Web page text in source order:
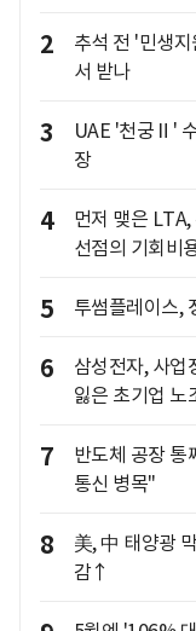
2
추석 전 '민생
서 받나
3
UAE '천궁Ⅱ'
장
4
먼저 맺은
선점의 기회비
5 투썸플레이스,
6
삼성전자, 사업
잃은 초기업 노
7
반도체 공장
통신 병목"
8
美, 中 태양광
감↑